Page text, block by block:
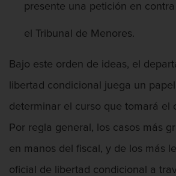
Fraude a programas de
Fraude de seguro de
Fraude Del Seguro De
presente una petición en
el Tribunal de Menores.
Bajo este orden de ideas, el
libertad condicional juega un
determinar el curso que tomará el
Por regla general, los casos más
en manos del fiscal, y de los más
oficial de libertad condicional a